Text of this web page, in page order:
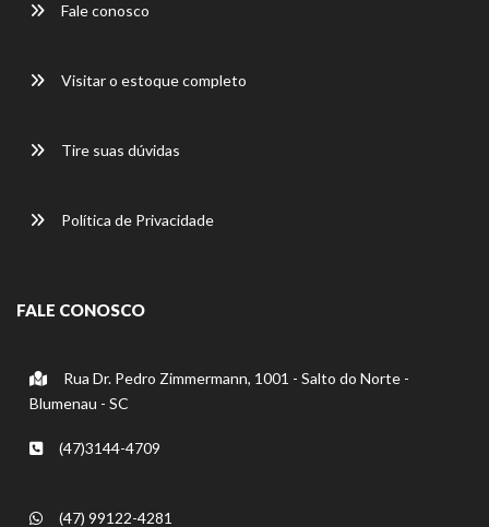
Fale conosco
Visitar o estoque completo
Tire suas dúvidas
Política de Privacidade
FALE CONOSCO
Rua Dr. Pedro Zimmermann, 1001 - Salto do Norte -
Blumenau - SC
(47)3144-4709
(47) 99122-4281